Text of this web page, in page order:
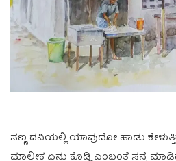
ಸಣ್ಣ ದನಿಯಲ್ಲಿ ಯಾವುದೋ ಹಾಡು
ಮಾಲೀಕ ಏನು ಕೊಡ್ಲಿ ಎಂಬಂತೆ ಸನ್ನೆ